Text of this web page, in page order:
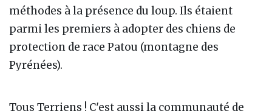
méthodes à la présence du loup. Ils étaient
parmi les premiers à adopter des chiens de
protection de race Patou (montagne des
Pyrénées).
Tous Terriens ! C'est aussi la communauté de